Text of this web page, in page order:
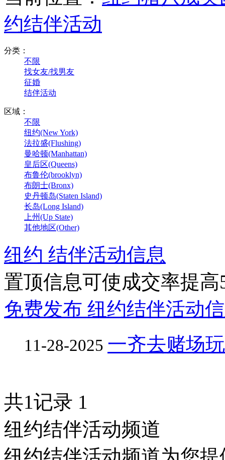
约结伴活动
分类：
不限
找女友/找男友
征婚
结伴活动
区域：
不限
纽约(New York)
法拉盛(Flushing)
曼哈顿(Manhattan)
皇后区(Queens)
布鲁伦(brooklyn)
布朗士(Bronx)
史丹顿岛(Staten Island)
长岛(Long Island)
上州(Up State)
其他地区(Other)
纽约 结伴活动信息
置顶信息可使成交率提高
免费发布 纽约结伴活动
11-28-2025 一齐去赌场玩
共1记录 1
纽约结伴活动频道